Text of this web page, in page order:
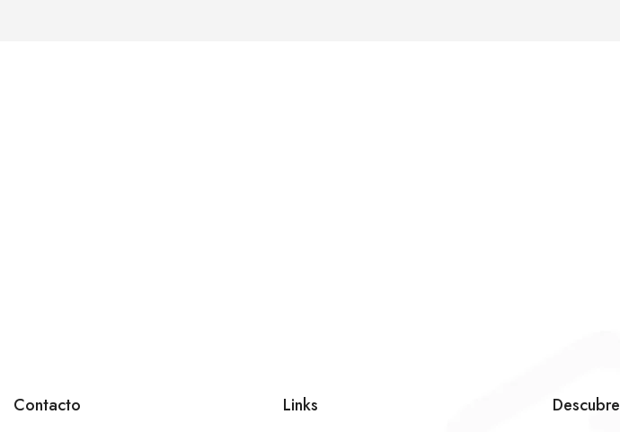
Contacto Links Descubre